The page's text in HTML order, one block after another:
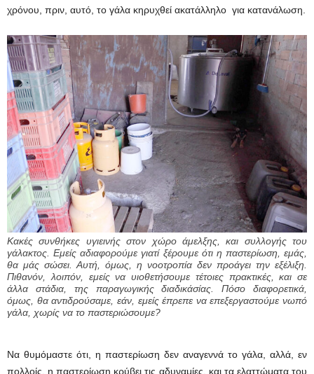
χρόνου, πριν, αυτό, το γάλα κηρυχθεί ακατάλληλο για κατανάλωση.
Κακές συνθήκες υγιεινής στον χώρο άμελξης, και συλλογής του
γάλακτος. Εμείς αδιαφορούμε γιατί ξέρουμε ότι η παστερίωση, εμάς,
θα μάς σώσει. Αυτή, όμως, η νοοτροπία δεν προάγει την εξέλιξη.
Πιθανόν, λοιπόν, εμείς να υιοθετήσουμε τέτοιες πρακτικές, και σε
άλλα στάδια, της παραγωγικής διαδικάσίας. Πόσο διαφορετικά,
όμως, θα αντιδρούσαμε, εάν, εμείς έπρεπε να επεξεργαστούμε νωπό
γάλα, χωρίς να το παστεριώσουμε?
Να θυμόμαστε ότι, η παστερίωση δεν αναγεννά το γάλα, αλλά, εν
πολλοίς, η παστερίωση κρύβει τις αδυναμίες, και τα ελαττώματα του